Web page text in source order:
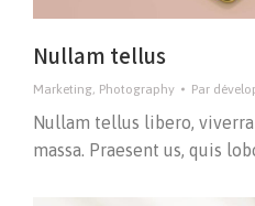
Nullam tellus
Marketing, Photography Par
Nullam tellus libero,
massa. Praesent us, quis